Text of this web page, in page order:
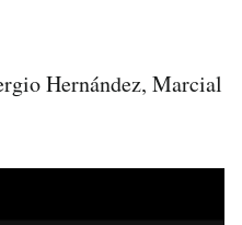
Hernández, Marcial